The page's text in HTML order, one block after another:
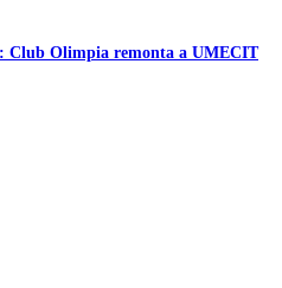
Club Olimpia remonta a UMECIT